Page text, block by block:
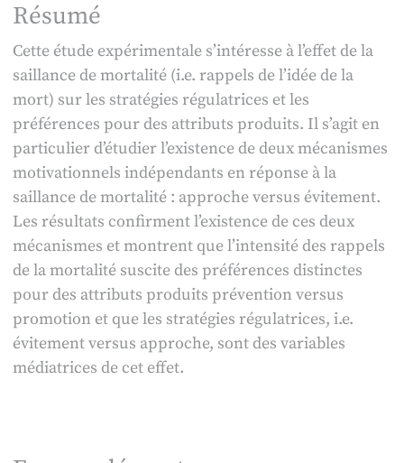
Résumé
Cette étude expérimentale s’intéresse à l’effet de la
saillance de mortalité (i.e. rappels de l’idée de la
mort) sur les stratégies régulatrices et les
préférences pour des attributs produits. Il s’agit en
particulier d’étudier l’existence de deux mécanismes
motivationnels indépendants en réponse à la
saillance de mortalité : approche versus évitement.
Les résultats confirment l’existence de ces deux
mécanismes et montrent que l’intensité des rappels
de la mortalité suscite des préférences distinctes
pour des attributs produits prévention versus
promotion et que les stratégies régulatrices, i.e.
évitement versus approche, sont des variables
médiatrices de cet effet.